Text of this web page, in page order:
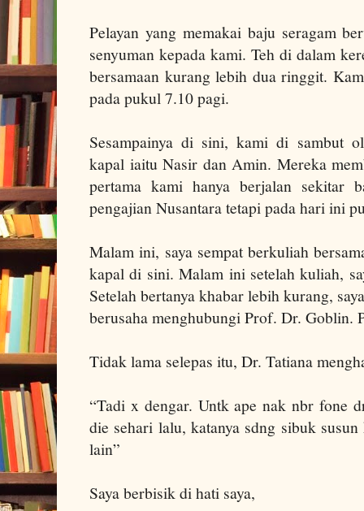
Pelayan yang memakai baju seragam
senyuman kepada kami. Teh di dalam
bersamaan kurang lebih dua ringgit.
pada pukul 7.10 pagi.
Sesampainya di sini, kami di sambut
kapal iaitu Nasir dan Amin. Mereka
pertama kami hanya berjalan sekitar
pengajian Nusantara tetapi pada hari ini
Malam ini, saya sempat berkuliah
kapal di sini. Malam ini setelah kuliah,
Setelah bertanya khabar lebih kurang,
berusaha menghubungi Prof. Dr. Goblin.
Tidak lama selepas itu, Dr. Tatiana
“Tadi x dengar. Untk ape nak nbr fone
die sehari lalu, katanya sdng sibuk
lain”
Saya berbisik di hati saya,